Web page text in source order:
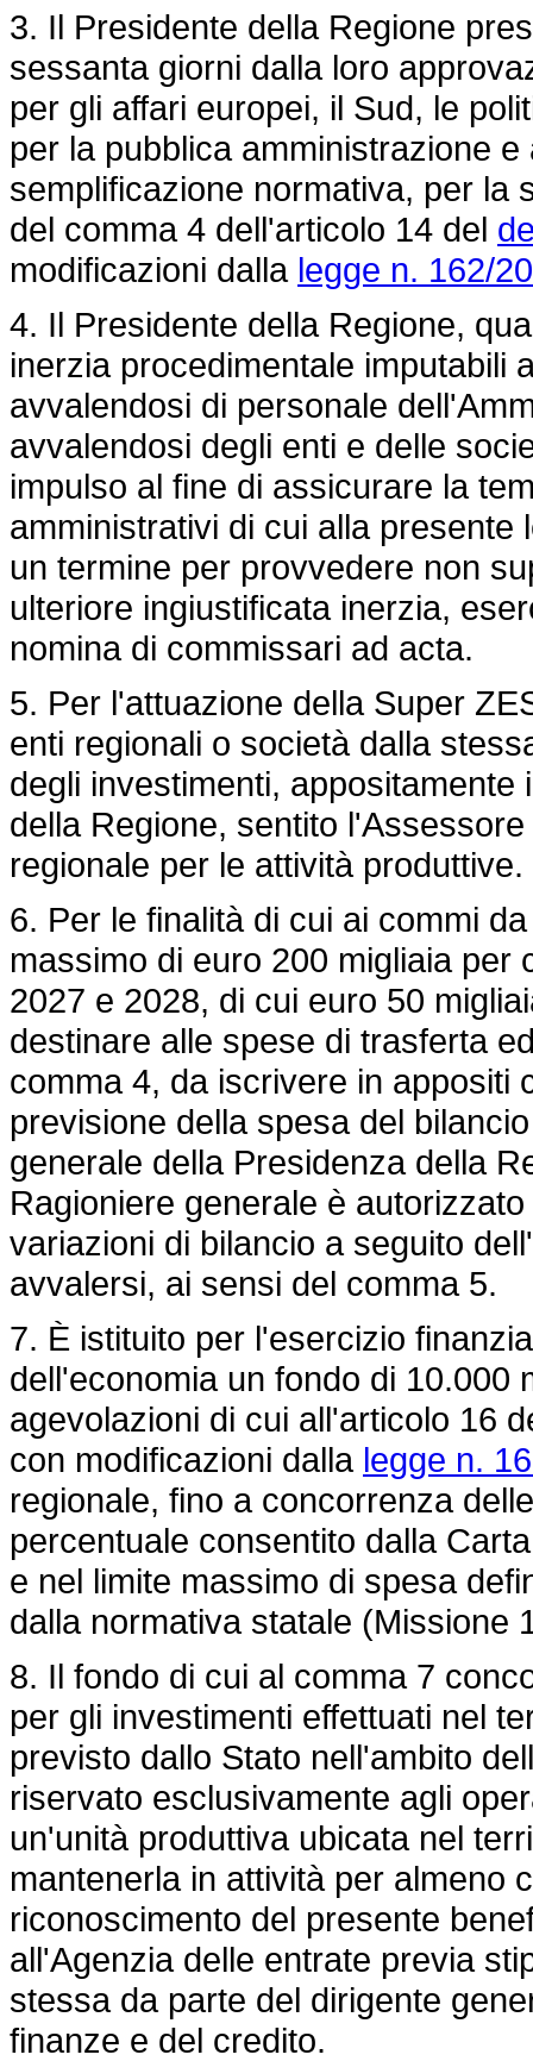
3. Il Presidente della Regione
sessanta giorni dalla loro
per gli affari europei, il Sud, le
per la pubblica amministrazione
semplificazione normativa, per la
del comma 4 dell'articolo 14 del
modificazioni dalla legge n. 162/
4. Il Presidente della Regione,
inerzia procedimentale imputabili
avvalendosi di personale
avvalendosi degli enti e delle
impulso al fine di assicurare la
amministrativi di cui alla
un termine per provvedere non
ulteriore ingiustificata inerzia,
nomina di commissari ad acta.
5. Per l'attuazione della Super
enti regionali o società dalla
degli investimenti,
della Regione, sentito
regionale per le attività produttive.
6. Per le finalità di cui ai commi
massimo di euro 200 migliaia
2027 e 2028, di cui euro 50
destinare alle spese di trasferta
comma 4, da iscrivere in appositi
previsione della spesa del
generale della Presidenza della
Ragioniere generale è
variazioni di bilancio a seguito
avvalersi, ai sensi del comma 5.
7. È istituito per l'esercizio
dell'economia un fondo di 10.000
agevolazioni di cui all'articolo 16
con modificazioni dalla legge n.
regionale, fino a concorrenza
percentuale consentito dalla
e nel limite massimo di spesa
dalla normativa statale (Missione
8. Il fondo di cui al comma 7
per gli investimenti effettuati nel
previsto dallo Stato nell'ambito
riservato esclusivamente agli
un'unità produttiva ubicata nel
mantenerla in attività per almeno
riconoscimento del presente
all'Agenzia delle entrate previa
stessa da parte del dirigente
finanze e del credito.